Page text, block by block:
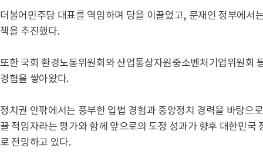
더불어민주당 대표를 역임하며 당을 이끌었고, 문재인 정부에서
책을 추진했다.
또한 국회 환경노동위원회와 산업통상자원중소벤처기업위원회
경험을 쌓아왔다.
정치권 안팎에서는 풍부한 입법 경험과 중앙정치 경력을 바탕으
끌 적임자라는 평가와 함께 앞으로의 도정 성과가 향후 대한민국
로 전망하고 있다.